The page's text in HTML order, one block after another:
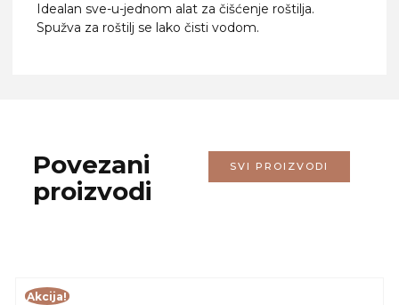
Idealan sve-u-jednom alat za čišćenje roštilja.
Spužva za roštilj se lako čisti vodom.
Povezani
proizvodi
SVI PROIZVODI
Akcija!